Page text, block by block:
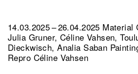
14.03.2025 – 26.04.2025
Julia Gruner, Céline Vahsen,
Dieckwisch, Analia Saban
Repro Céline Vahsen